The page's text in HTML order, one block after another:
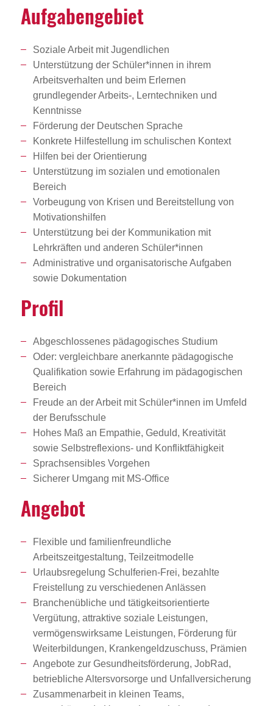
Aufga­ben­ge­biet
Soziale Arbeit mit Jugendlichen
Unterstützung der Schüler*innen in ihrem
Arbeitsverhalten und beim Erlernen
grundlegender Arbeits-, Lerntechniken und
Kenntnisse
Förderung der Deutschen Sprache
Konkrete Hilfestellung im schulischen Kontext
Hilfen bei der Orientierung
Unterstützung im sozialen und emotionalen
Bereich
Vorbeugung von Krisen und Bereitstellung von
Motivationshilfen
Unterstützung bei der Kommunikation mit
Lehrkräften und anderen Schüler*innen
Administrative und organisatorische Aufgaben
sowie Dokumentation
Profil
Abgeschlossenes pädagogisches Studium
Oder: vergleichbare anerkannte pädagogische
Qualifikation sowie Erfahrung im pädagogischen
Bereich
Freude an der Arbeit mit Schüler*innen im Umfeld
der Berufsschule
Hohes Maß an Empathie, Geduld, Kreativität
sowie Selbstreflexions- und Konfliktfähigkeit
Sprachsensibles Vorgehen
Sicherer Umgang mit MS-Office
Angebot
Flexible und familienfreundliche
Arbeitszeitgestaltung, Teilzeitmodelle
Urlaubsregelung Schulferien-Frei, bezahlte
Freistellung zu verschiedenen Anlässen
Branchenübliche und tätigkeitsorientierte
Vergütung, attraktive soziale Leistungen,
vermögenswirksame Leistungen, Förderung für
Weiterbildungen, Krankengeldzuschuss, Prämien
Angebote zur Gesundheitsförderung, JobRad,
betriebliche Altersvorsorge und Unfallversicherung
Zusammenarbeit in kleinen Teams,